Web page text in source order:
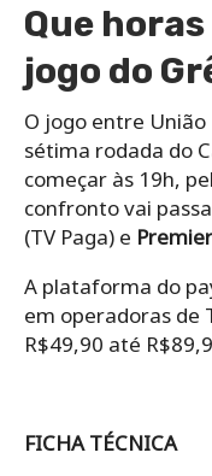
Que
jogo do
O jogo entre
sétima rodada do
começar às 19h,
confronto vai
(TV Paga) e
A plataforma do
em operadoras de
R$49,90 até
FICHA TÉCNICA